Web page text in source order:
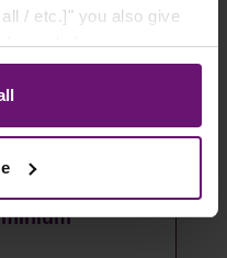
/ etc.]" you also give
your behavior in our
(Ebbinghoff 10, 48624
assign this data
it for its own